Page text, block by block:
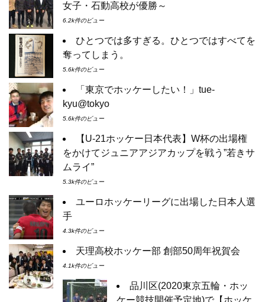
女子・石動高校が優勝～
6.2k件のビュー
ひとつでは多すぎる。ひとつではすべてを
奪ってしまう。
5.6k件のビュー
「東京でホッケーしたい！」tue-
kyu@tokyo
5.6k件のビュー
【U-21ホッケー日本代表】W杯の出場権
をかけてジュニアアジアカップを戦う”若きサ
ムライ”
5.3k件のビュー
ユーロホッケーリーグに出場した日本人選
手
4.3k件のビュー
天理高校ホッケー部 創部50周年祝賀会
4.1k件のビュー
品川区(2020東京五輪・ホッ
ケー競技開催予定地)で【ホッケ